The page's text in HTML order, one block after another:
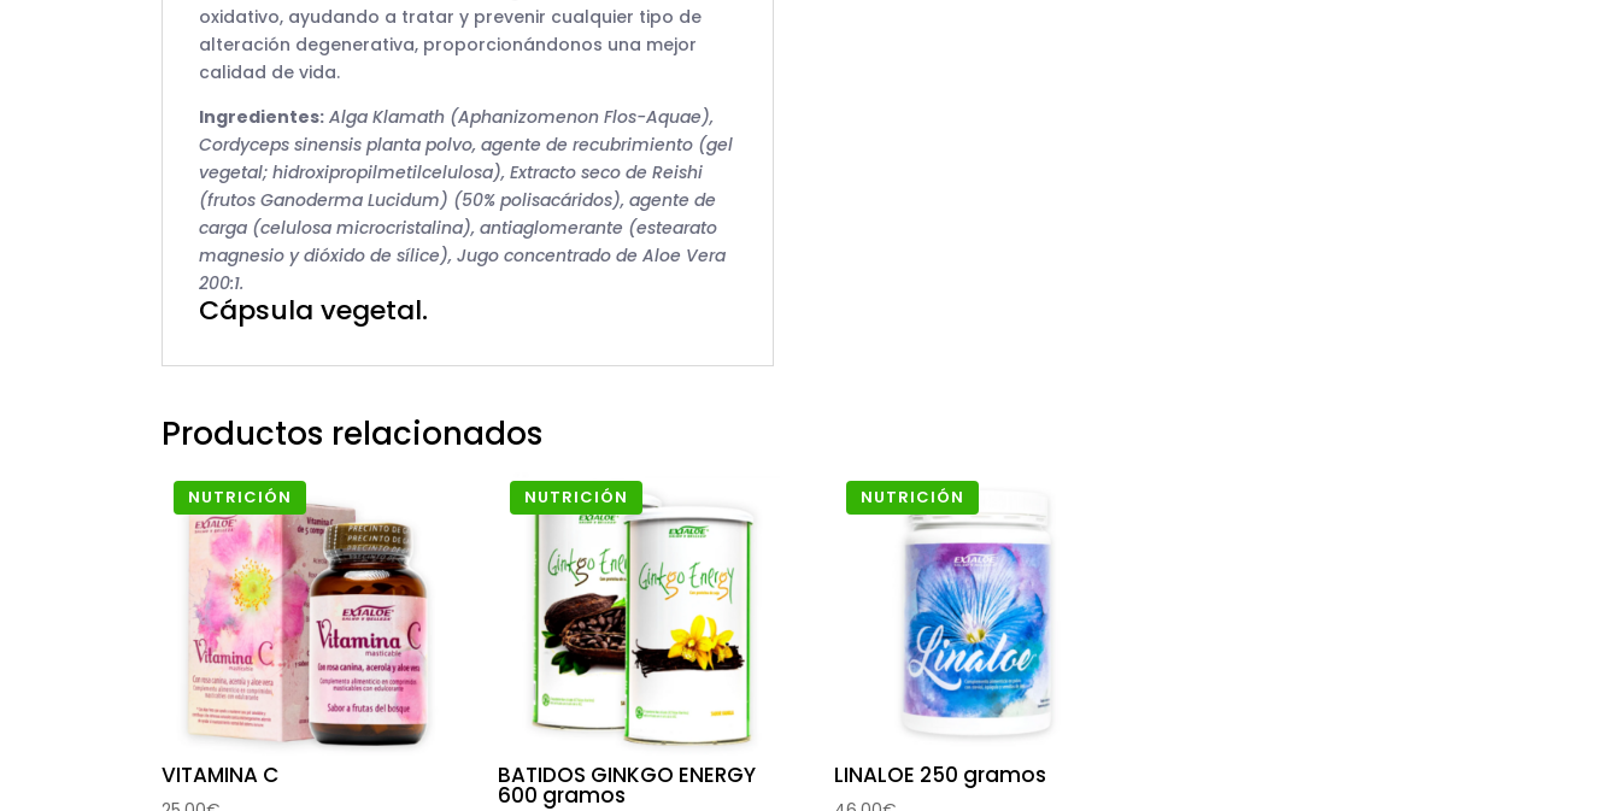
oxidativo, ayudando a tratar y prevenir cualquier tipo de
alteración degenerativa, proporcionándonos una mejor
calidad de vida.
Ingredientes: Alga Klamath (Aphanizomenon Flos-Aquae),
Cordyceps sinensis planta polvo, agente de recubrimiento (gel
vegetal; hidroxipropilmetilcelulosa), Extracto seco de Reishi
(frutos Ganoderma Lucidum) (50% polisacáridos), agente de
carga (celulosa microcristalina), antiaglomerante (estearato
magnesio y dióxido de sílice), Jugo concentrado de Aloe Vera
200:1.
Cápsula vegetal.
Productos relacionados
NUTRICIÓN
VITAMINA C
NUTRICIÓN
BATIDOS GINKGO ENERGY
600 gramos
NUTRICIÓN
LINALOE 250 gramos